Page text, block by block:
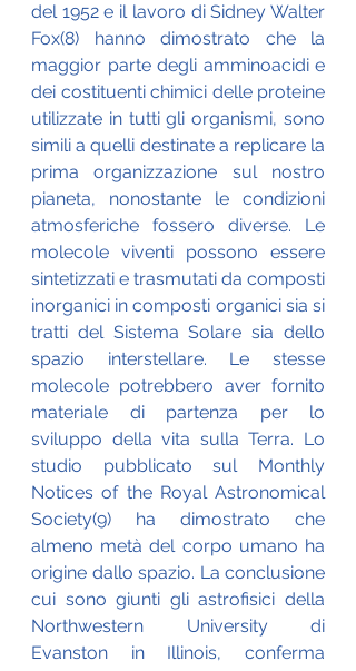
del 1952 e il lavoro di Sidney Walter
Fox(8) hanno dimostrato che la
maggior parte degli amminoacidi e
dei costituenti chimici delle proteine
​​utilizzate in tutti gli organismi, sono
simili a quelli destinate a replicare la
prima organizzazione sul nostro
pianeta, nonostante le condizioni
atmosferiche fossero diverse. Le
molecole viventi possono essere
sintetizzati e trasmutati da composti
inorganici in composti organici sia si
tratti del Sistema Solare sia dello
spazio interstellare. Le stesse
molecole potrebbero aver fornito
materiale di partenza per lo
sviluppo della vita sulla Terra. Lo
studio pubblicato sul Monthly
Notices of the Royal Astronomical
Society(9) ha dimostrato che
almeno metà del corpo umano ha
origine dallo spazio. La conclusione
cui sono giunti gli astrofisici della
Northwestern University di
Evanston in Illinois, conferma